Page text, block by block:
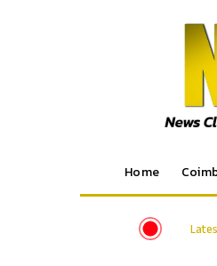
Home